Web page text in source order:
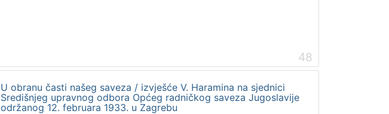
48
U obranu časti našeg saveza / izvješće V. Haramina na sjednici
Središnjeg upravnog odbora Općeg radničkog saveza Jugoslavije
održanog 12. februara 1933. u Zagrebu